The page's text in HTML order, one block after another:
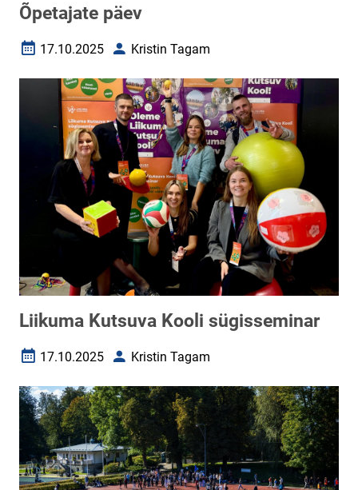
Õpetajate päev
Loomise kuupäev
17.10.2025 AutorKristin Tagam
Liikuma Kutsuva Kooli sügisseminar
Loomise kuupäev
17.10.2025 AutorKristin Tagam